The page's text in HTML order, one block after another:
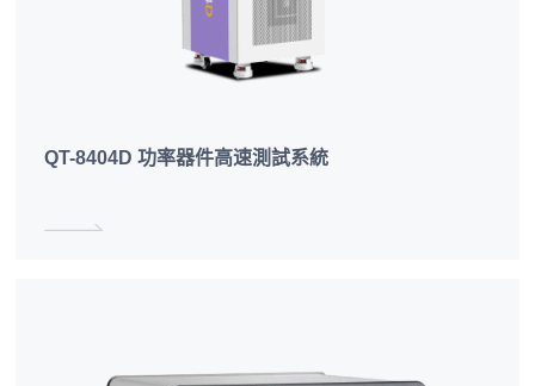
QT-8404D 功率器件高速測試系統